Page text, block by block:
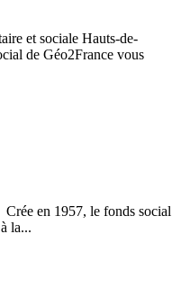
et sociale Hauts-de-
de Géo2France vous
en 1957, le fonds social
la...